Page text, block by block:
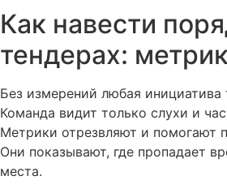
Как навести
тендерах:
Без измерений любая инициатива
Команда видит только слухи и
Метрики отрезвляют и помогают
Они показывают, где пропадает
места.